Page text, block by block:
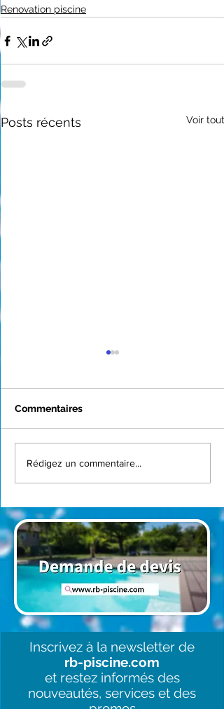
Renovation piscine
Posts récents Voir tout
Rénovation piscine à
Saint-Sulpice-la-Pointe
pompe Inverpro
Commentaires
Rédigez un commentaire...
Inscrivez à la newsletter de
rb-piscine.com
et restez informés des
nouveautés, services et des